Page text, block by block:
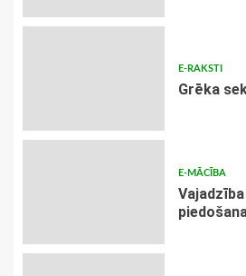
E-RAKSTI
Grēka
E-MĀCĪBA